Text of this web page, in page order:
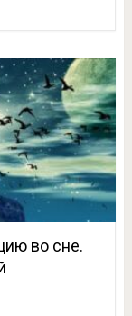
во сне.